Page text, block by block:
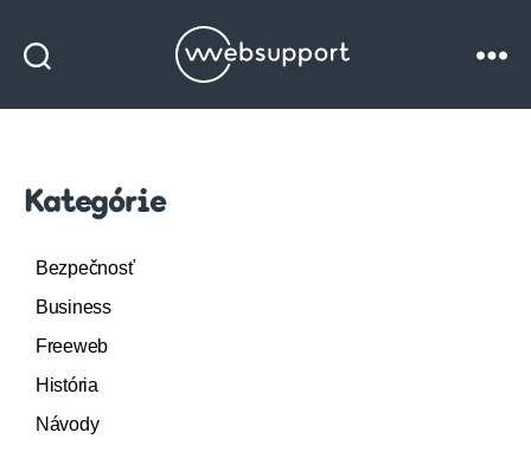
Websupport
Kategórie
Bezpečnosť
Business
Freeweb
História
Návody